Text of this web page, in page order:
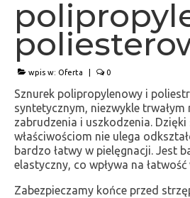
About company
О фирме
Oferta
Gumki do maseczek
zakuwane
Gumki okrągłe z
końcówkami
wpis w: Oferta 0
Sznurek polipropylenowy i
syntetycznym, niezwykle
zabrudzenia i uszkodzenia. Dzięki
właściwościom nie ulega
bardzo łatwy w pielęgnacji. Jest
elastyczny, co wpływa na
Zabezpieczamy końce przed